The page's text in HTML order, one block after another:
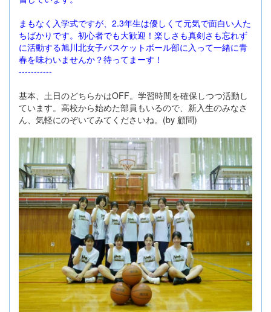
まもなく入学式ですが、2.3年生は優しくて元気で面白い人た
ちばかりです。 初心者でも大歓迎！ 楽しさも真剣さも忘れず
に活動する旭川北女子バスケットボール部に入って一緒に青
春を味わいませんか？待ってまーす！
-----------
基本、土日のどちらかはOFF。学習時間を確保しつつ活動し
ています。高校から始めた部員もいるので、新入生のみなさ
ん、気軽にのぞいてみてくださいね。(by 顧問)